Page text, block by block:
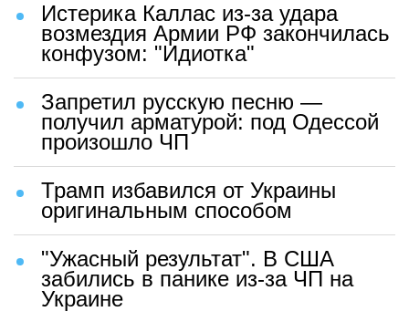
Истерика Каллас из-за удара
возмездия Армии РФ закончилась
конфузом: "Идиотка"
Запретил русскую песню —
получил арматурой: под Одессой
произошло ЧП
Трамп избавился от Украины
оригинальным способом
"Ужасный результат". В США
забились в панике из-за ЧП на
Украине